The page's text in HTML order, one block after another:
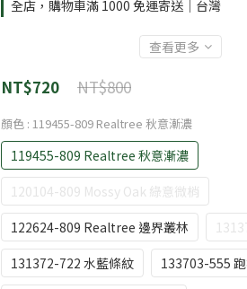
全店，購物車滿 1000 免運寄送｜台灣
查看更多
NT$800
NT$720
顏色 : 119455-809 Realtree 秋意漸濃
119455-809 Realtree 秋意漸濃
120104-809 Mossy Oak 綠意微梢
122624-809 Realtree 邊界叢林
131372-722 水藍條紋
133703-555